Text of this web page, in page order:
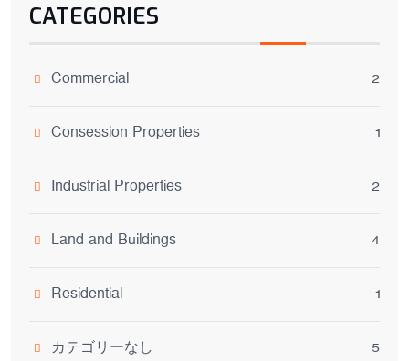
CATEGORIES
Commercial 2
Consession Properties 1
Industrial Properties 2
Land and Buildings 4
Residential 1
カテゴリーなし 5